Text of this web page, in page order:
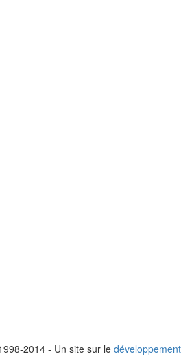
2014 - Un site sur le